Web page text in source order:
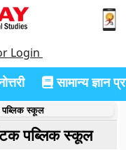
Login
सामान्य ज्ञान
पब्लिक स्कूल
पब्लिक स्कूल